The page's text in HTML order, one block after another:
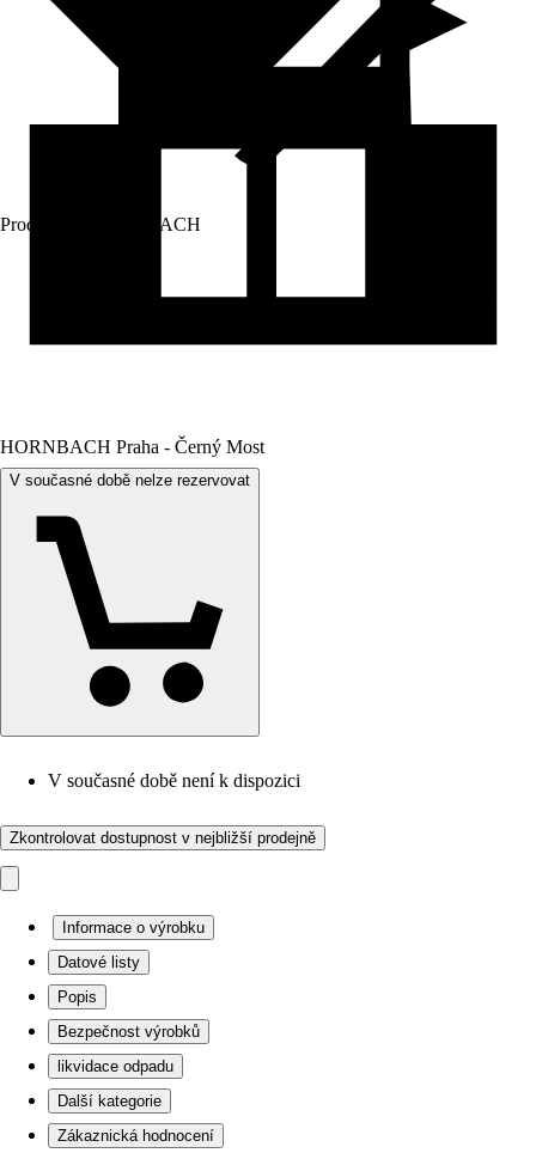
Prodej přes: HORNBACH
HORNBACH Praha - Černý Most
V současné době nelze rezervovat
V současné době není k dispozici
Zkontrolovat dostupnost v nejbližší prodejně
Informace o výrobku
Datové listy
Popis
Bezpečnost výrobků
likvidace odpadu
Další kategorie
Zákaznická hodnocení